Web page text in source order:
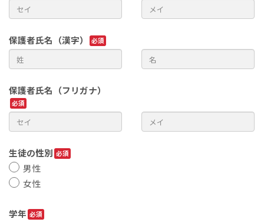
保護者氏名（漢字）
保護者氏名（フリガナ）
生徒の性別
男性
女性
学年